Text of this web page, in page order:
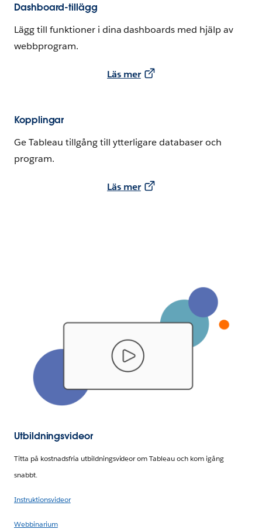
Dashboard-tillägg
Lägg till funktioner i dina dashboards med hjälp av
webbprogram.
Läs mer
Kopplingar
Ge Tableau tillgång till ytterligare databaser och
program.
Läs mer
Utbildningsvideor
Titta på kostnadsfria utbildningsvideor om Tableau och kom igång
snabbt.
Instruktionsvideor
Webbinarium